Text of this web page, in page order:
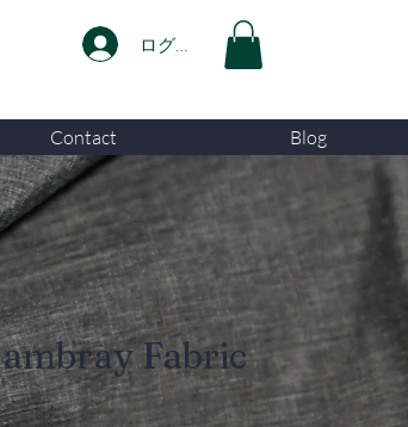
ログイン
Contact Blog
Fabric